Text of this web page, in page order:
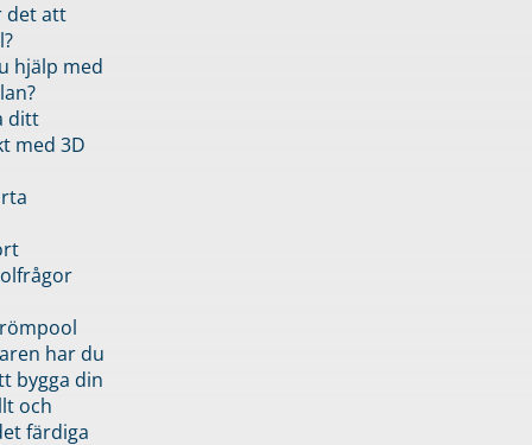
det att
hjälp med
ditt
med 3D
har du
bygga din
och
färdiga